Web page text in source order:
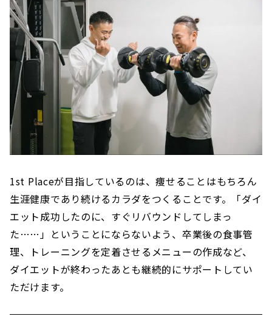
1st Placeが目指しているのは、痩せることはもちろん
生涯健康であり続けるカラダをつくることです。「ダイ
エット成功したのに、すぐリバウンドしてしまっ
た……」ということにならないよう、卒業後の食事管
理、トレーニングを定着させるメニューの作成など、
ダイエットが終わったあとも継続的にサポートしてい
ただけます。